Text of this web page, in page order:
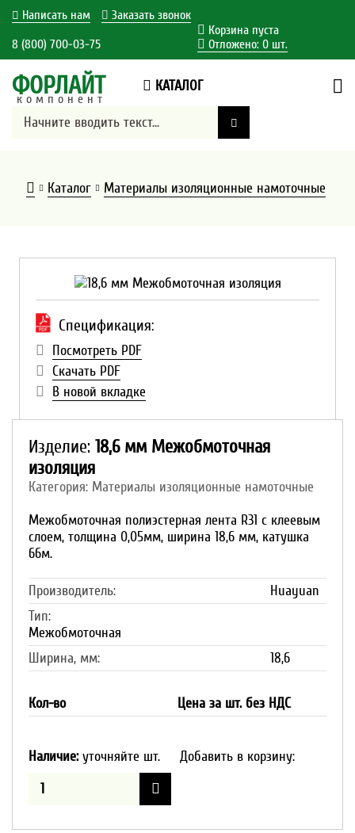
Написать нам Заказать звонок
8 (800) 700-03-75
Корзина пуста
Отложено: 0шт.
ФОРЛАЙТ
компонент
КАТАЛОГ
Каталог Материалы изоляционные намоточные
Спецификация:
Посмотреть PDF
Скачать PDF
В новой вкладке
Изделие: 18,6 мм Межобмоточная
изоляция
Категория: Материалы изоляционные намоточные
Межобмоточная полиэстерная лента R31 с клеевым
слоем, толщина 0,05мм, ширина 18,6 мм, катушка
66м.
Производитель:
Huayuan
Тип:
Межобмоточная
Ширина, мм:
18,6
Кол-во Цена за шт. без НДС
Наличие: уточняйте шт. Добавить в корзину: